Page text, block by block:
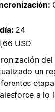
24
USD
un
a lo